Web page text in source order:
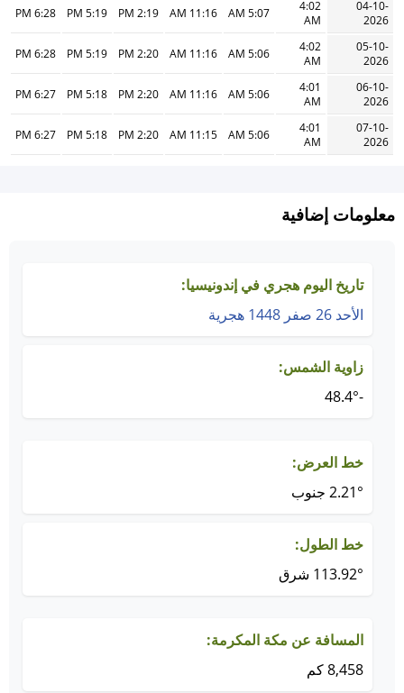
04-10-
2026
4:02
AM
5:07 AM
11:16 AM
2:19 PM
5:19 PM
6:28 PM
05-10-
2026
4:02
AM
5:06 AM
11:16 AM
2:20 PM
5:19 PM
6:28 PM
06-10-
2026
4:01
AM
5:06 AM
11:16 AM
2:20 PM
5:18 PM
6:27 PM
07-10-
2026
4:01
AM
5:06 AM
11:15 AM
2:20 PM
5:18 PM
6:27 PM
معلومات إضافية
تاريخ اليوم هجري في إندونيسيا:
الأحد 26 صفر 1448 هجرية
زاوية الشمس:
-48.4°
خط العرض:
2.21° جنوب
خط الطول:
113.92° شرق
المسافة عن مكة المكرمة:
8,458 كم